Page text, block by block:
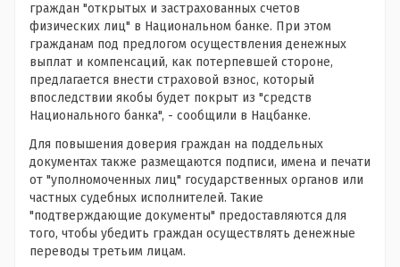
граждан "открытых и застрахованных счетов
физических лиц" в Национальном банке. При этом
гражданам под предлогом осуществления денежных
выплат и компенсаций, как потерпевшей стороне,
предлагается внести страховой взнос, который
впоследствии якобы будет покрыт из "средств
Национального банка", - сообщили в Нацбанке.
Для повышения доверия граждан на поддельных
документах также размещаются подписи, имена и печати
от "уполномоченных лиц" государственных органов или
частных судебных исполнителей. Такие
"подтверждающие документы" предоставляются для
того, чтобы убедить граждан осуществлять денежные
переводы третьим лицам.